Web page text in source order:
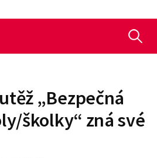
V
„Bezpečná
školky“ zná své